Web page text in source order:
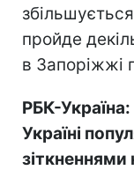
пройде
в Запоріжжі
РБК-
Україні
зіткненнями